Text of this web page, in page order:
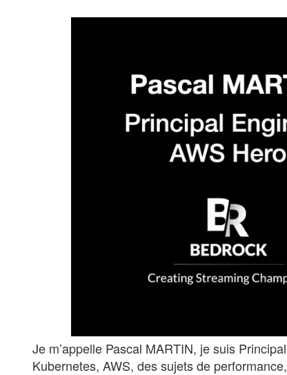
Je m’appelle Pascal MARTIN, je suis
Kubernetes, AWS, des sujets de